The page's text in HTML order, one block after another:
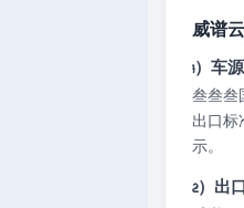
威谱
1）车
叁叁叁
出口标
示。
2）出